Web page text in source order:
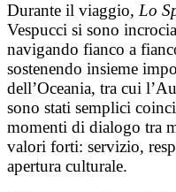
Durante il viaggio, Lo
Vespucci si sono
navigando fianco a
sostenendo insieme
dell’Oceania, tra cui
sono stati semplici
momenti di dialogo tra
valori forti: servizio,
apertura culturale.